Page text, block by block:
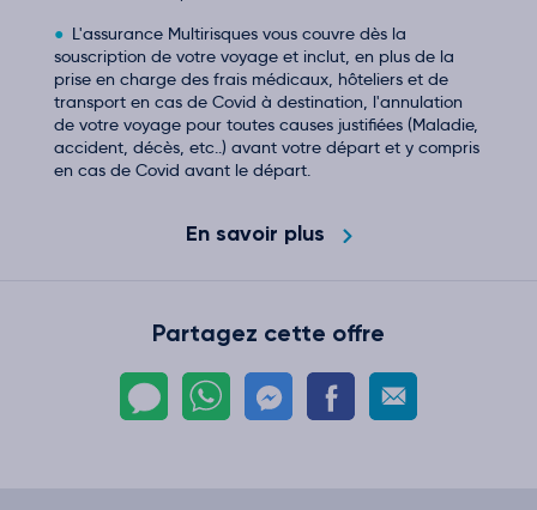
L'assurance Multirisques vous couvre dès la
souscription de votre voyage et inclut, en plus de la
prise en charge des frais médicaux, hôteliers et de
transport en cas de Covid à destination, l'annulation
de votre voyage pour toutes causes justifiées (Maladie,
accident, décès, etc..) avant votre départ et y compris
en cas de Covid avant le départ.
En savoir plus
Partagez cette offre